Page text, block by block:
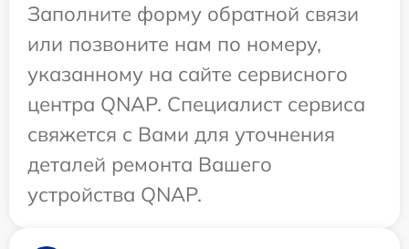
Заполните форму обратной связи
или позвоните нам по номеру,
указанному на сайте сервисного
центра QNAP. Специалист сервиса
свяжется с Вами для уточнения
деталей ремонта Вашего
устройства QNAP.